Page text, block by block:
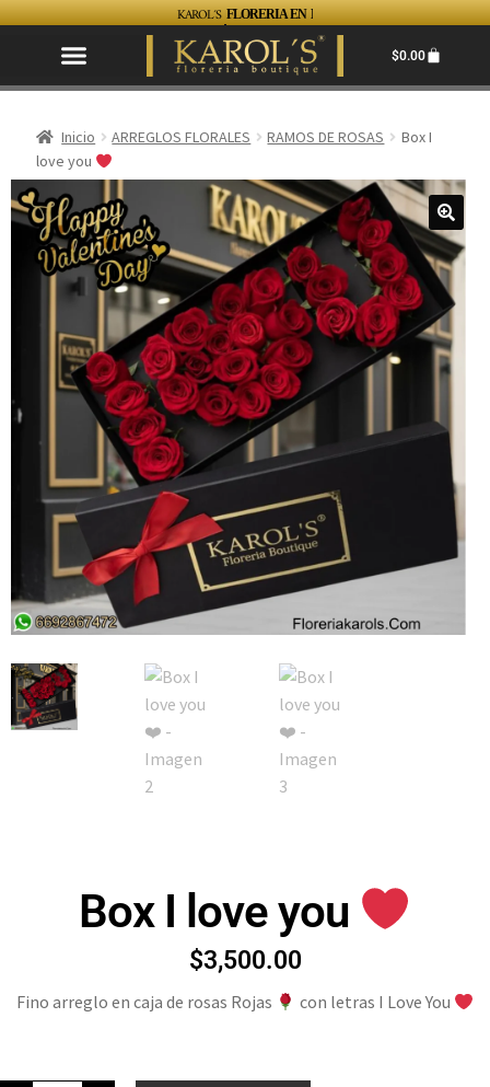
KAROL´S FLORERIA EN MAZATLAN... FACIL, RAPIDO Y
$0.00
Inicio ARREGLOS FLORALES RAMOS DE ROSAS
Box I
love you
Box I love you
$3,500.00
Fino arreglo en caja de rosas Rojas con letras I Love You